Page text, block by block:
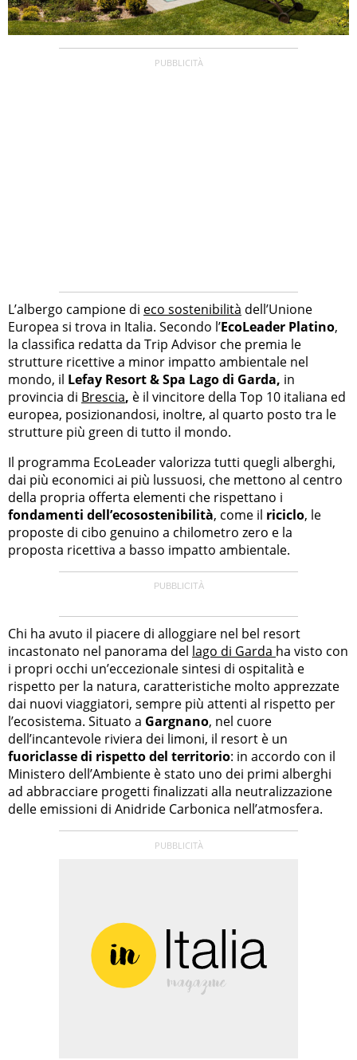
L’albergo campione di eco sostenibilità dell’Unione
Europea si trova in Italia. Secondo l’EcoLeader Platino,
la classifica redatta da Trip Advisor che premia le
strutture ricettive a minor impatto ambientale nel
mondo, il Lefay Resort & Spa Lago di Garda, in
provincia di Brescia, è il vincitore della Top 10 italiana ed
europea, posizionandosi, inoltre, al quarto posto tra le
strutture più green di tutto il mondo.
Il programma EcoLeader valorizza tutti quegli alberghi,
dai più economici ai più lussuosi, che mettono al centro
della propria offerta elementi che rispettano i
fondamenti dell’ecosostenibilità, come il riciclo, le
proposte di cibo genuino a chilometro zero e la
proposta ricettiva a basso impatto ambientale.
Chi ha avuto il piacere di alloggiare nel bel resort
incastonato nel panorama del lago di Garda ha visto con
i propri occhi un’eccezionale sintesi di ospitalità e
rispetto per la natura, caratteristiche molto apprezzate
dai nuovi viaggiatori, sempre più attenti al rispetto per
l’ecosistema. Situato a Gargnano, nel cuore
dell’incantevole riviera dei limoni, il resort è un
fuoriclasse di rispetto del territorio: in accordo con il
Ministero dell’Ambiente è stato uno dei primi alberghi
ad abbracciare progetti finalizzati alla neutralizzazione
delle emissioni di Anidride Carbonica nell’atmosfera.